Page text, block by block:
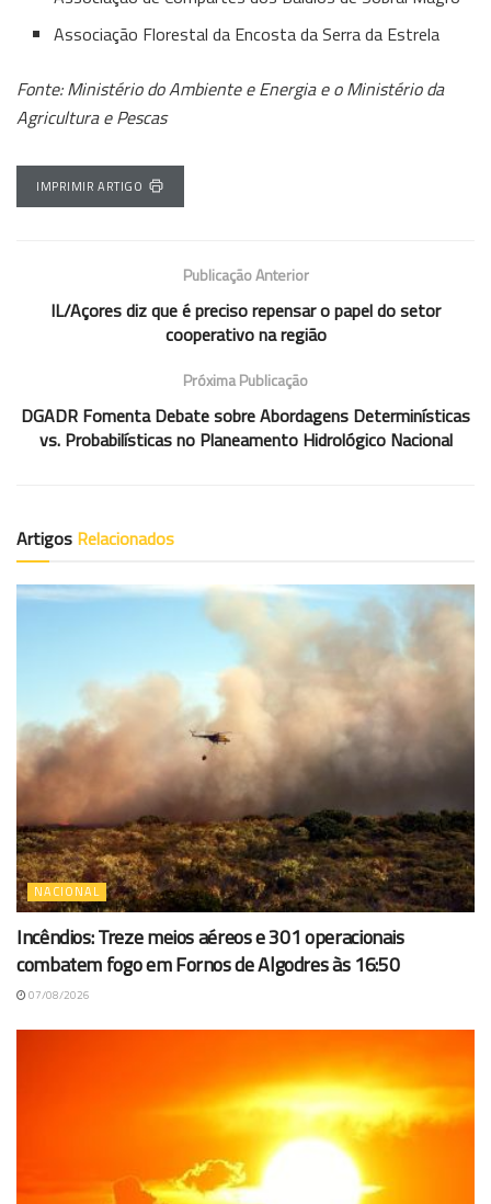
Associação Florestal da Encosta da Serra da Estrela
Fonte: Ministério do Ambiente e Energia e o Ministério da
Agricultura e Pescas
IMPRIMIR ARTIGO
Publicação Anterior
IL/Açores diz que é preciso repensar o papel do setor
cooperativo na região
Próxima Publicação
DGADR Fomenta Debate sobre Abordagens Determinísticas
vs. Probabilísticas no Planeamento Hidrológico Nacional
Artigos Relacionados
NACIONAL
Incêndios: Treze meios aéreos e 301 operacionais
combatem fogo em Fornos de Algodres às 16:50
07/08/2026